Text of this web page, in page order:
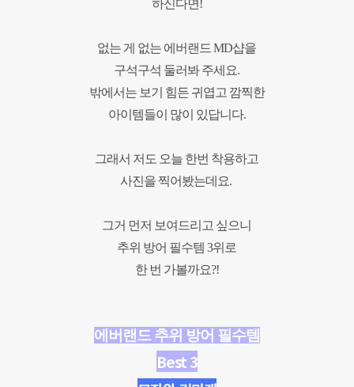
하신다면!
없는 게 없는 에버랜드 MD샵을
구석구석 둘러봐 주세요.
밖에서는 보기 힘든 귀엽고 깜찍한
아이템들이 많이 있답니다.
그래서 저도 오늘 한번 착용하고
사진을 찍어봤는데요.
그거 먼저 보여드리고 싶으니
추위 방어 필수템 3위로
한 번 가볼까요?!
에버랜드 추위 방어 필수템
Best 3